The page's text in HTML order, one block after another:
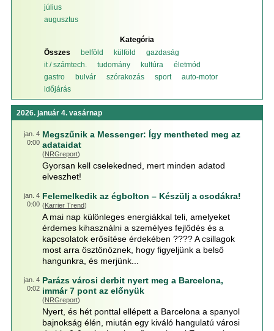
július
augusztus
Kategória
Összes
belföld külföld
gazdaság
it / számtech.
tudomány kultúra
életmód
gastro
bulvár szórakozás sport
auto-motor
időjárás
2026. január 4. vasárnap
jan. 4
0:00
Megszűnik a Messenger: Így mentheted meg az
adataidat
(NRGreport)
Gyorsan kell cselekedned, mert minden adatod
elveszhet!
jan. 4
0:00
Felemelkedik az égbolton – Készülj a csodákra!
(Karrier Trend)
A mai nap különleges energiákkal teli, amelyeket
érdemes kihasználni a személyes fejlődés és a
kapcsolatok erősítése érdekében ???? A csillagok
most arra ösztönöznek, hogy figyeljünk a belső
hangunkra, és merjünk...
jan. 4
0:02
Parázs városi derbit nyert meg a Barcelona,
immár 7 pont az előnyük
(NRGreport)
Nyert, és hét ponttal ellépett a Barcelona a spanyol
bajnokság élén, miután egy kiváló hangulatú városi